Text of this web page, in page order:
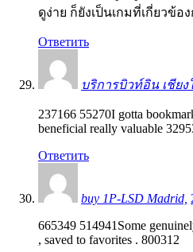
ดูง่าย ก็ยังเป็นเกมที่เกี่ยวข้
Ответить
บริการบิวท์อิน เชียง
237166 55270I gotta
beneficial really valuable
Ответить
buy 1P-LSD Madrid,
665349 514941Some
, saved to favorites . 800312